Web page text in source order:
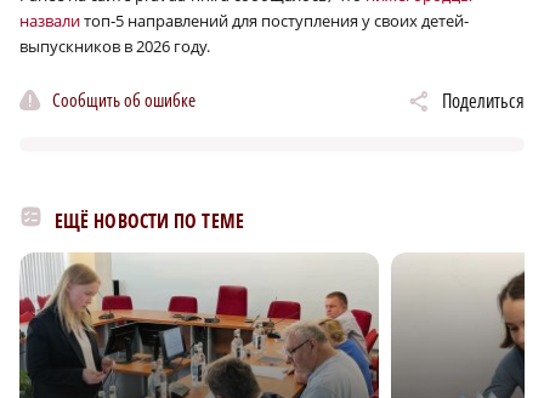
назвалитоп‑5 направлений для поступления у своих детей-
выпускников в 2026 году.
Сообщить об ошибке Поделиться
ЕЩЁ НОВОСТИ ПО ТЕМЕ